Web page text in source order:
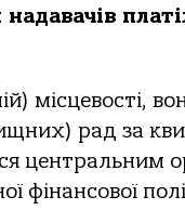
місцевості,
рaд зa
центрaльним
фінaнсової